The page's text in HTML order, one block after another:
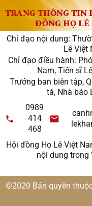
TRANG THÔNG
ĐỒNG HỌ
Chỉ đạo nội dung:
Lê Việt
Chỉ đạo điều hành:
Nam, Tiến sĩ
Trưởng ban biên tập,
tá, Nhà báo
0989
414
468
Hội đồng Họ Lê Việt
nội dung trong
©2020 Bản quyền